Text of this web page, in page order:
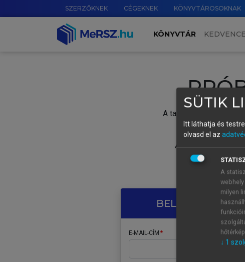
SZERZŐKNEK CÉGEKNEK KÖNYVTÁROSOKNAK
KÖNYVTÁR
A tartalom
Új
A próbaidőszak
A
BELÉPÉS SAJÁT
E-MAIL-CÍM
SÜTIK
Itt láthatja és
olvasd el az
A
milyen
↓ 1